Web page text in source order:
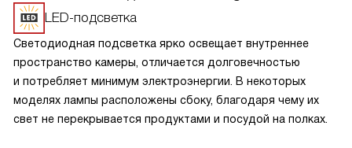
LED-подсветка
Светодиодная подсветка ярко освещает внутреннее
пространство камеры, отличается долговечностью
и потребляет минимум электроэнергии. В некоторых
моделях лампы расположены сбоку, благодаря чему их
свет не перекрывается продуктами и посудой на полках.